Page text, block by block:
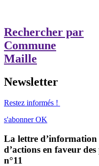
Rechercher par
Commune
Maille
Newsletter
Restez informés !
s'abonner OK
La lettre d’information
d’actions en faveur
n°11